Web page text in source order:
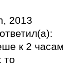
2013
ответил(а):
к 2 часам
то